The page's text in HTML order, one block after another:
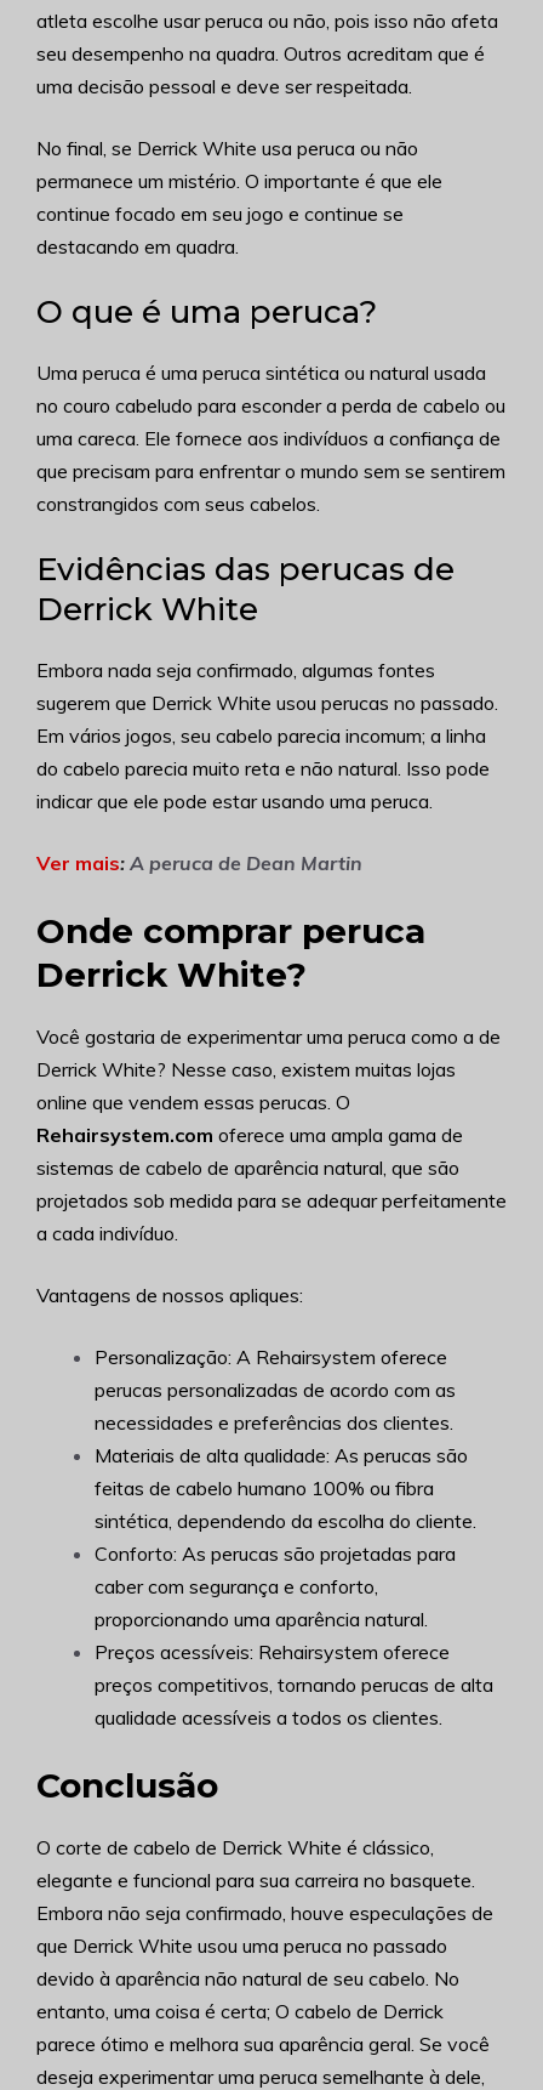
atleta escolhe usar peruca ou não, pois isso não afeta
seu desempenho na quadra. Outros acreditam que é
uma decisão pessoal e deve ser respeitada.
No final, se Derrick White usa peruca ou não
permanece um mistério. O importante é que ele
continue focado em seu jogo e continue se
destacando em quadra.
O que é uma peruca?
Uma peruca é uma peruca sintética ou natural usada
no couro cabeludo para esconder a perda de cabelo ou
uma careca. Ele fornece aos indivíduos a confiança de
que precisam para enfrentar o mundo sem se sentirem
constrangidos com seus cabelos.
Evidências das perucas de
Derrick White
Embora nada seja confirmado, algumas fontes
sugerem que Derrick White usou perucas no passado.
Em vários jogos, seu cabelo parecia incomum; a linha
do cabelo parecia muito reta e não natural. Isso pode
indicar que ele pode estar usando uma peruca.
Ver mais: A peruca de Dean Martin
Onde comprar peruca
Derrick White?
Você gostaria de experimentar uma peruca como a de
Derrick White? Nesse caso, existem muitas lojas
online que vendem essas perucas. O
Rehairsystem.com oferece uma ampla gama de
sistemas de cabelo de aparência natural, que são
projetados sob medida para se adequar perfeitamente
a cada indivíduo.
Vantagens de nossos apliques:
Personalização: A Rehairsystem oferece
perucas personalizadas de acordo com as
necessidades e preferências dos clientes.
Materiais de alta qualidade: As perucas são
feitas de cabelo humano 100% ou fibra
sintética, dependendo da escolha do cliente.
Conforto: As perucas são projetadas para
caber com segurança e conforto,
proporcionando uma aparência natural.
Preços acessíveis: Rehairsystem oferece
preços competitivos, tornando perucas de alta
qualidade acessíveis a todos os clientes.
Conclusão
O corte de cabelo de Derrick White é clássico,
elegante e funcional para sua carreira no basquete.
Embora não seja confirmado, houve especulações de
que Derrick White usou uma peruca no passado
devido à aparência não natural de seu cabelo. No
entanto, uma coisa é certa; O cabelo de Derrick
parece ótimo e melhora sua aparência geral. Se você
deseja experimentar uma peruca semelhante à dele,